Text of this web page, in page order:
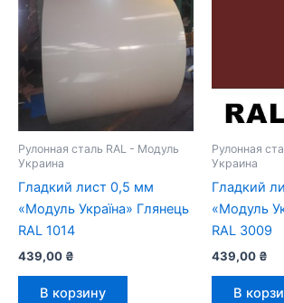
Рулонная сталь RAL - Модуль
Украина
Гладкий лист 0,5 мм
«Модуль Україна» Глянець
RAL 1014
439,00 ₴
В корзину
Рулонная
Украина
Гладкий
«Модуль
RAL 3009
439,00 ₴
В